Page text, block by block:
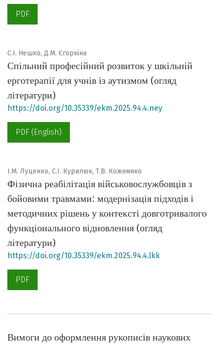
PDF
С.І. Нешко, Д.М. Єгоркіна
Спільний професійний розвиток у шкільній
ерготерапії для учнів із аутизмом (огляд
літератури)
https://doi.org/10.35339/ekm.2025.94.4.ney
PDF (English)
І.М. Луценко, С.І. Курилюк, Т.В. Кожемяко
Фізична реабілітація військовослужбовців з
бойовими травмами: модернізація підходів і
методичних рішень у контексті довготривалого
функціонального відновлення (огляд
літератури)
https://doi.org/10.35339/ekm.2025.94.4.lkk
PDF
Вимоги до оформлення рукописів наукових